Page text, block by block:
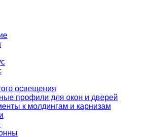
освещения
профили для окон и дверей
к молдингам и карнизам